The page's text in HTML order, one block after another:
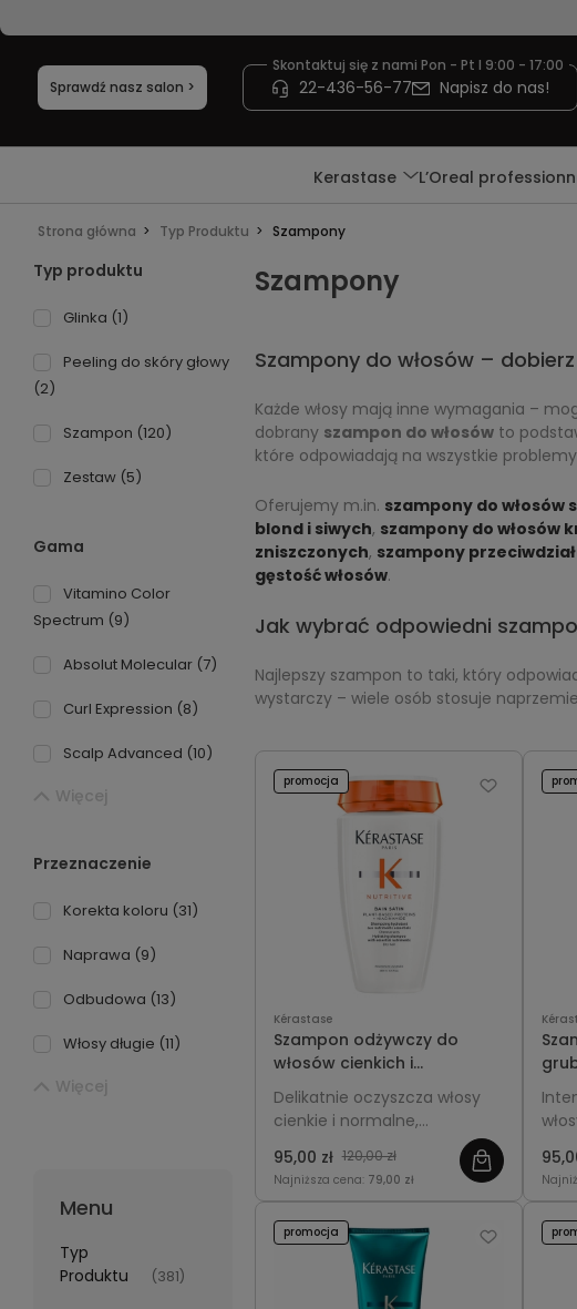
Sprawdź nasz salon >
Skontaktuj się z nami Pon - Pt I 9:00 - 17:00
22-436-56-77 Napisz do nas!
Kerastase L’Oreal
Strona główna Typ Produktu Szampony
Typ produktu
Glinka (1)
Peeling do skóry głowy
(2)
Szampon (120)
Zestaw (5)
Gama
Vitamino Color
Spectrum (9)
Absolut Molecular (7)
Curl Expression (8)
Scalp Advanced (10)
Więcej
Przeznaczenie
Korekta koloru (31)
Naprawa (9)
Odbudowa (13)
Włosy długie (11)
Więcej
Menu
Typ
Produktu
(381)
Szampony
Szampony do włosów –
Każde włosy mają inne wymagania –
dobrany szampon do włosówto
które odpowiadają na wszystkie problemy
Oferujemy m.in. szampony do włosów
blond i siwych, szampony do włosów
zniszczonych, szampony
gęstość włosów.
Jak wybrać odpowiedni
Najlepszy szampon to taki, który
wystarczy – wiele osób stosuje
Kérastase
Szampon odżywczy do
włosów cienkich i
normalnych - Kérastase
Nutritive Bain Satin 250ml
Delikatnie oczyszcza włosy
cienkie i normalne,
nawilża, przywracając im
miękkość, gładkość i blask.
95,00 zł 120,00 zł
Najniższa cena: 79,00 zł
promocja
im
promocja